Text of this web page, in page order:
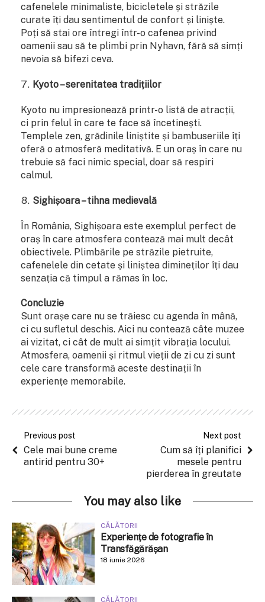
cafenelele minimaliste, bicicletele și străzile
curate îți dau sentimentul de confort și liniște.
Poți să stai ore întregi într-o cafenea privind
oamenii sau să te plimbi prin Nyhavn, fără să simți
nevoia să bifezi ceva.
Kyoto – serenitatea tradițiilor
Kyoto nu impresionează printr-o listă de atracții,
ci prin felul în care te face să încetinești.
Templele zen, grădinile liniștite și bambuseriile îți
oferă o atmosferă meditativă. E un oraș în care nu
trebuie să faci nimic special, doar să respiri
calmul.
Sighișoara – tihna medievală
În România, Sighișoara este exemplul perfect de
oraș în care atmosfera contează mai mult decât
obiectivele. Plimbările pe străzile pietruite,
cafenelele din cetate și liniștea dimineților îți dau
senzația că timpul a rămas în loc.
Concluzie
Sunt orașe care nu se trăiesc cu agenda în mână,
ci cu sufletul deschis. Aici nu contează câte muzee
ai vizitat, ci cât de mult ai simțit vibrația locului.
Atmosfera, oamenii și ritmul vieții de zi cu zi sunt
cele care transformă aceste destinații în
experiențe memorabile.
Previous post
Cele mai bune creme
antirid pentru 30+
Next post
Cum să îți planifici
mesele pentru
pierderea în greutate
You may also like
CĂLĂTORII
Experiențe de fotografie în
Transfăgărășan
18 iunie 2026
CĂLĂTORII